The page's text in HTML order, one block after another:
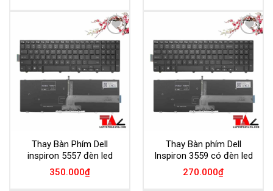
Add to
Wishlist
Thay Bàn Phím Dell
inspiron 5557 đèn led
350.000₫
Add to
Wishlist
Thay Bàn phím Dell
Inspiron 3559 có đèn led
270.000₫